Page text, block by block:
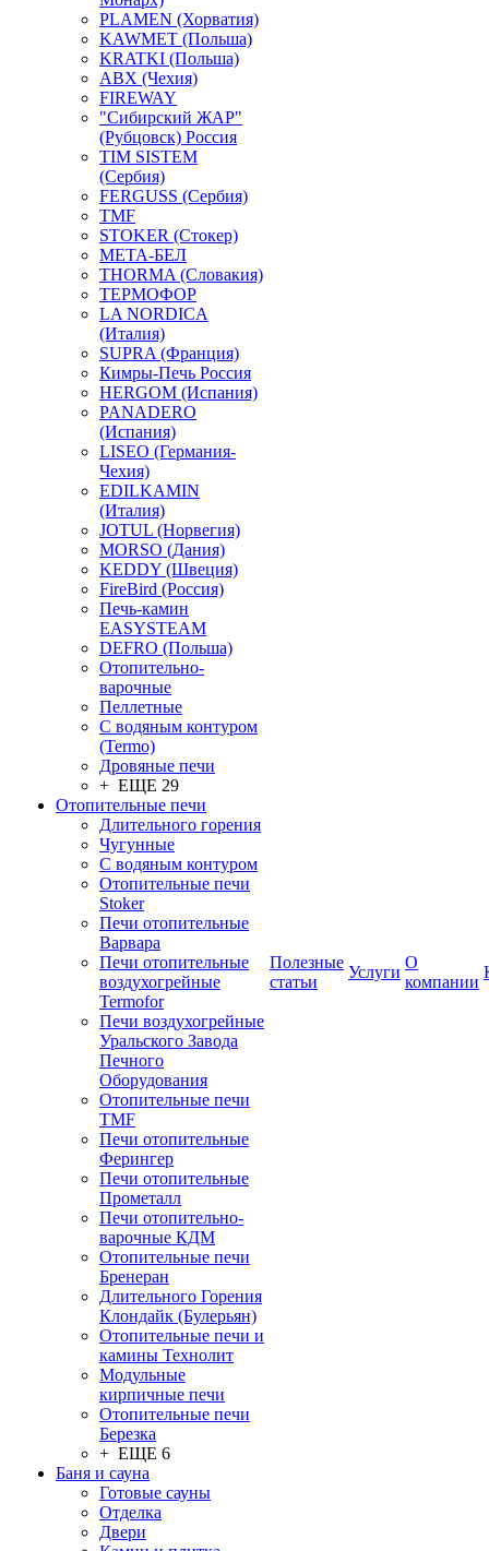
PLAMEN (Хорватия)
KAWMET (Польша)
KRATKI (Польша)
ABX (Чехия)
FIREWAY
"Сибирский ЖАР"
(Рубцовск) Россия
TIM SISTEM
(Сербия)
FERGUSS (Сербия)
TMF
STOKER (Стокер)
МЕТА-БЕЛ
THORMA (Словакия)
ТЕРМОФОР
LA NORDICA
(Италия)
SUPRA (Франция)
Кимры-Печь Россия
HERGOM (Испания)
PANADERO
(Испания)
LISEO (Германия-
Чехия)
EDILKAMIN
(Италия)
JOTUL (Норвегия)
MORSO (Дания)
KEDDY (Швеция)
FireBird (Россия)
Печь-камин
EASYSTEAM
DEFRO (Польша)
Отопительно-
варочные
Пеллетные
С водяным контуром
(Termo)
Дровяные печи
+ ЕЩЕ 29
Отопительные печи
Длительного горения
Чугунные
C водяным контуром
Отопительные печи
Stoker
Печи отопительные
Варвара
Печи отопительные
воздухогрейные
Termofor
Печи воздухогрейные
Уральского Завода
Печного
Оборудования
Отопительные печи
TMF
Печи отопительные
Ферингер
Печи отопительные
Прометалл
Печи отопительно-
варочные КДМ
Отопительные печи
Бренеран
Длительного Горения
Клондайк (Булерьян)
Отопительные печи и
камины Технолит
Модульные
кирпичные печи
Отопительные печи
Березка
+ ЕЩЕ 6
Баня и сауна
Готовые сауны
Отделка
Двери
Полезные
статьи
Услуги
О
компании